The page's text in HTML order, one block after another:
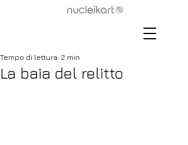
La baia del relitto
Tempo di lettura: 2 min